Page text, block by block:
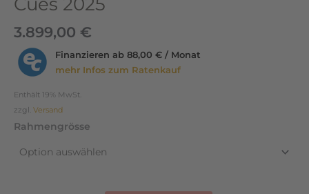
3.899,00 €
Finanzieren ab 88,00 € / Monat
mehr Infos zum Ratenkauf
Enthält 19% MwSt.
zzgl. Versand
Rahmengrösse